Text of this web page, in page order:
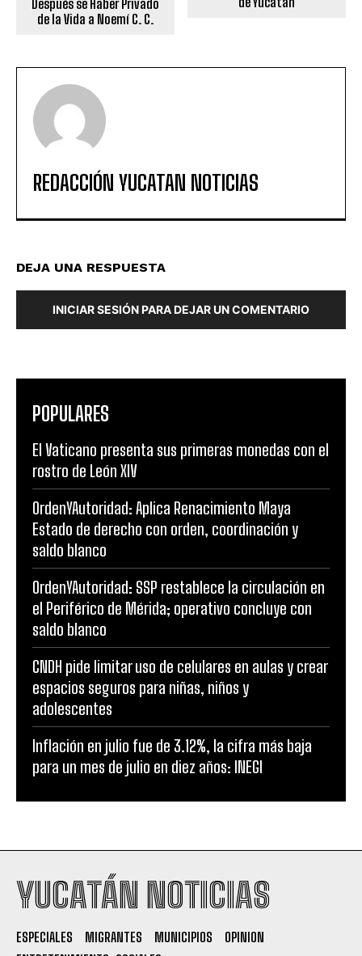
Después se Haber Privado
de la Vida a Noemí C. C.
REDACCIÓN YUCATAN NOTICIAS
DEJA UNA RESPUESTA
INICIAR SESIÓN PARA DEJAR UN COMENTARIO
POPULARES
El Vaticano presenta sus primeras monedas con el
rostro de León XIV
OrdenYAutoridad: Aplica Renacimiento Maya
Estado de derecho con orden, coordinación y
saldo blanco
OrdenYAutoridad: SSP restablece la circulación en
el Periférico de Mérida; operativo concluye con
saldo blanco
CNDH pide limitar uso de celulares en aulas y crear
espacios seguros para niñas, niños y
adolescentes
Inflación en julio fue de 3.12%, la cifra más baja
para un mes de julio en diez años: INEGI
YUCATÁN NOTICIAS
ESPECIALES MIGRANTES MUNICIPIOS
OPINION